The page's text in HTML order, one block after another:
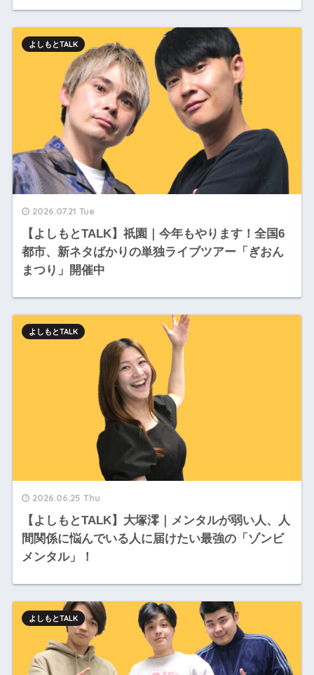
2026.07.21 Tue
【よしもとTALK】祇園｜今年もやります！全国6
都市、新ネタばかりの単独ライブツアー「ぎおん
まつり」開催中
よしもとTALK
2026.06.25 Thu
【よしもとTALK】大塚澪｜メンタルが弱い人、人
間関係に悩んでいる人に届けたい最強の「ゾンビ
メンタル」！
よしもとTALK
よしもとTALK